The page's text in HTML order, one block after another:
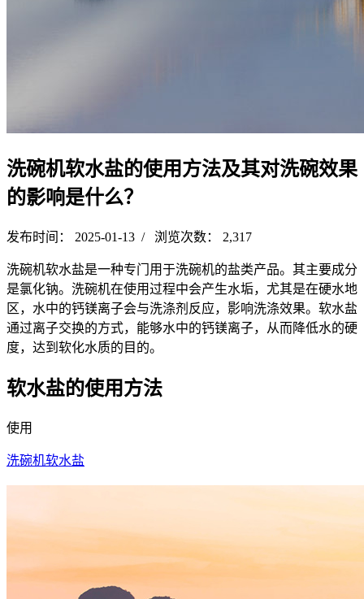
洗碗机软水盐的使用方法及其对洗碗效果
的影响是什么？
发布时间： 2025-01-13 / 浏览次数： 2,317
洗碗机软水盐是一种专门用于洗碗机的盐类产品。其主要成分
是氯化钠。洗碗机在使用过程中会产生水垢，尤其是在硬水地
区，水中的钙镁离子会与洗涤剂反应，影响洗涤效果。软水盐
通过离子交换的方式，能够水中的钙镁离子，从而降低水的硬
度，达到软化水质的目的。
软水盐的使用方法
使用
洗碗机软水盐